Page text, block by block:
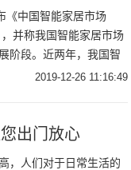
《中国智能家居市场
并称我国智能家居市场
阶段。近两年，我国智
芽阶段过渡到初期爆发
2019-12-26 11:16:49
出门放心
，人们对于日常生活的